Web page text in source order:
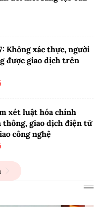
Không xác thực, người
được giao dịch trên
xét luật hóa chính
thông, giao dịch điện tử
công nghệ